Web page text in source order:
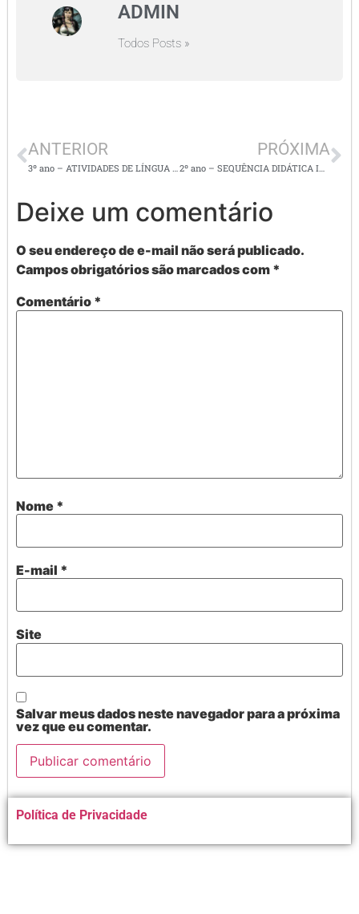
ADMIN
Todos Posts »
ANTERIOR
3º ano – ATIVIDADES DE LÍNGUA PORTUGUESA / ADJETIVOS
PRÓXIMA
2º ano – SEQUÊNCIA DIDÁTICA INTERDISCIPLINAR – Baseada no livro menino Poti (incluso)
Deixe um comentário
O seu endereço de e-mail não será publicado.
Campos obrigatórios são marcados com *
Comentário *
Nome *
E-mail *
Site
Salvar meus dados neste navegador para a próxima
vez que eu comentar.
Alternative:
Política de Privacidade